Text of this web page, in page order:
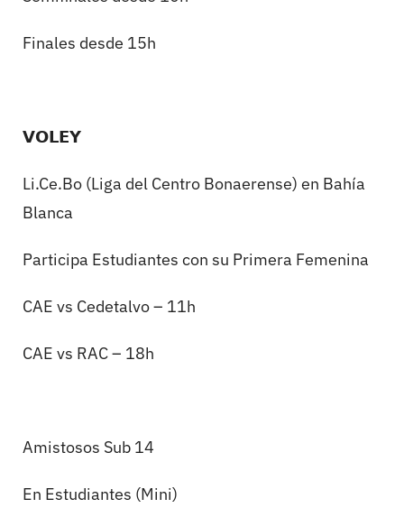
Finales desde 15h
𝗩𝗢𝗟𝗘𝗬
Li.Ce.Bo (Liga del Centro Bonaerense) en Bahía
Blanca
Participa Estudiantes con su Primera Femenina
CAE vs Cedetalvo – 11h
CAE vs RAC – 18h
Amistosos Sub 14
En Estudiantes (Mini)